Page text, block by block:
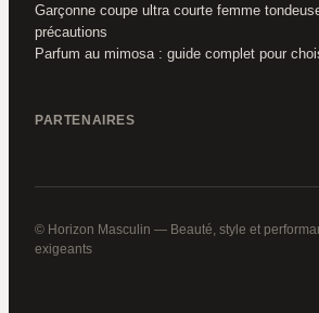
Garçonne coupe ultra courte femme
précautions
Parfum au mimosa : guide complet pour
PARTENAIRES
© Horizon Masculin — Beauté, style et
exigeants